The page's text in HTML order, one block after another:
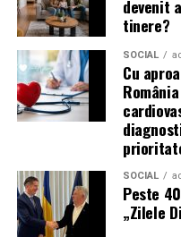
pierde o ofertă sau o
ultimele bilete
sau câștigarea unui
reacționeze înainte de a
Turneul se încheie pe 19
o intensificare a
transmisiunile pirat,
tombolele, concursurile
devenit
tinere?
SOCIAL
Cu
SOCIAL
Peste
„Zilele